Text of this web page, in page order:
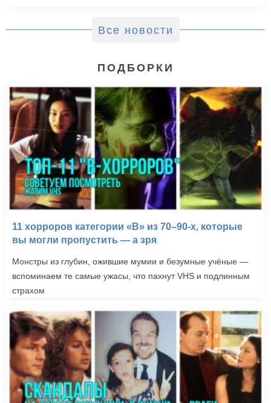
Все новости
ПОДБОРКИ
11 хорроров категории «B» из 70–90-х, которые
вы могли пропустить — а зря
Монстры из глубин, ожившие мумии и безумные учёные —
вспоминаем те самые ужасы, что пахнут VHS и подлинным
страхом